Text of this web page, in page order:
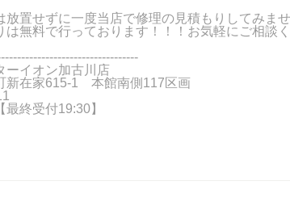
放置せずに一度当店で修理の見積もりしてみま
は無料で行っております！！！お気軽にご相談
ーイオン加古川店
新在家615-1 本館南側117区画
終受付19:30】